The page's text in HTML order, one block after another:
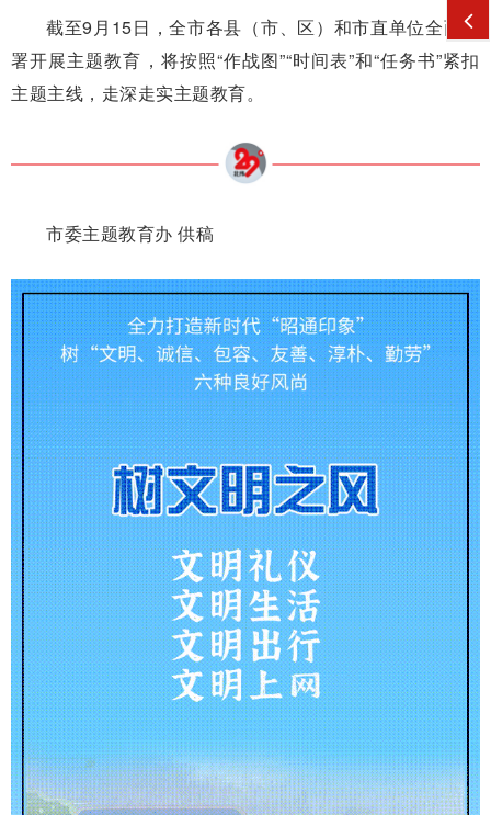
截至9月15日，全市各县（市、区）和市直单位全面部
署开展主题教育，将按照“作战图”“时间表”和“任务书”紧扣
主题主线，走深走实主题教育。
市委主题教育办 供稿